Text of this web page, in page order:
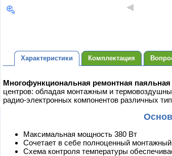
◄
Характеристики Комплектация
Многофункциональная ремонтная
центров: обладая монтажным и
радио-электронных компонентов различных
Максимальная мощность 380 Вт
Сочетает в себе полноценный
Схема контроля температуры